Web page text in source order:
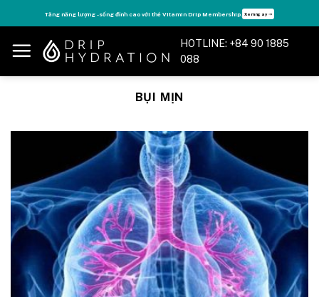
to
content
Tăng năng lượng - sống đỉnh cao với thẻ Vitamin Drip Membership. Xem ngay ➝
HOTLINE: +84 90 1885
088
BỤI MỊN